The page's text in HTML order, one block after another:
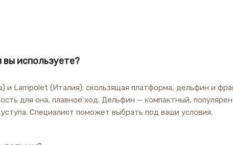
используете?
Lampolet (Италия): скользящая платформа, дельфин и
для сна, плавное ход. Дельфин — компактный,
Специалист поможет выбрать под ваши условия.